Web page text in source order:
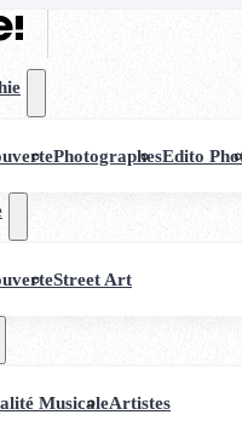
PhotographesEdito
Street Art
MusicaleArtistes